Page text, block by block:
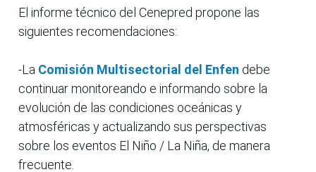
El informe técnico del Cenepred propone las
siguientes recomendaciones:
-La Comisión Multisectorial del Enfen debe
continuar monitoreando e informando sobre la
evolución de las condiciones oceánicas y
atmosféricas y actualizando sus perspectivas
sobre los eventos El Niño / La Niña, de manera
frecuente.